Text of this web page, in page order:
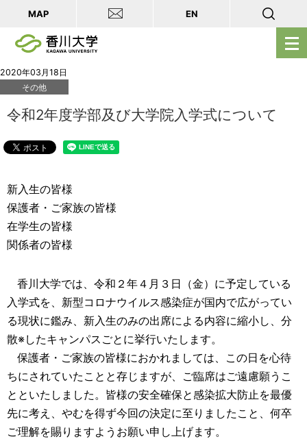
メ
ニ
MAP EN
2020年03月18日
その他
令和2年度学部及び大学院入学式について
新入生の皆様
保護者・ご家族の皆様
在学生の皆様
関係者の皆様
香川大学では、令和２年４月３日（金）に予定している
入学式を、新型コロナウイルス感染症が国内で広がってい
る現状に鑑み、新入生のみの出席による内容に縮小し、分
散※したキャンパスごとに挙行いたします。
保護者・ご家族の皆様におかれましては、この日を心待
ちにされていたことと存じますが、ご臨席はご遠慮願うこ
とといたしました。皆様の安全確保と感染拡大防止を最優
先に考え、やむを得ず今回の決定に至りましたこと、何卒
ご理解を賜りますようお願い申し上げます。